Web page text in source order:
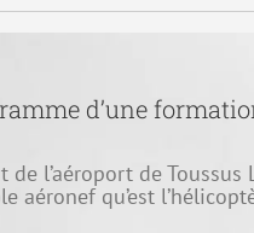
d’une
de l’aéroport de
aéronef qu’est